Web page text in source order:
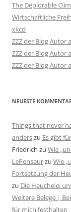
The Deplorable
Wirtschaftliche
xkcd
ZZZ der Blog Autor
ZZZ der Blog Autor
ZZZ der Blog Autor
NEUESTE
Things that never
anderszu Es gibt
Friedrich zu Wie
LePenseurzu Wie
Fortsetzung der
zu Die Heuchelei
Weitere Belege |
für mich festhalten